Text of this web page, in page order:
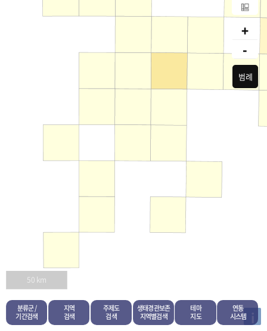
분류군 /
기간검색
지역
검색
주제도
검색
생태경관보존
지역별검색
테마
지도
연동
시스템 i
50 km
면적
+
-
범례